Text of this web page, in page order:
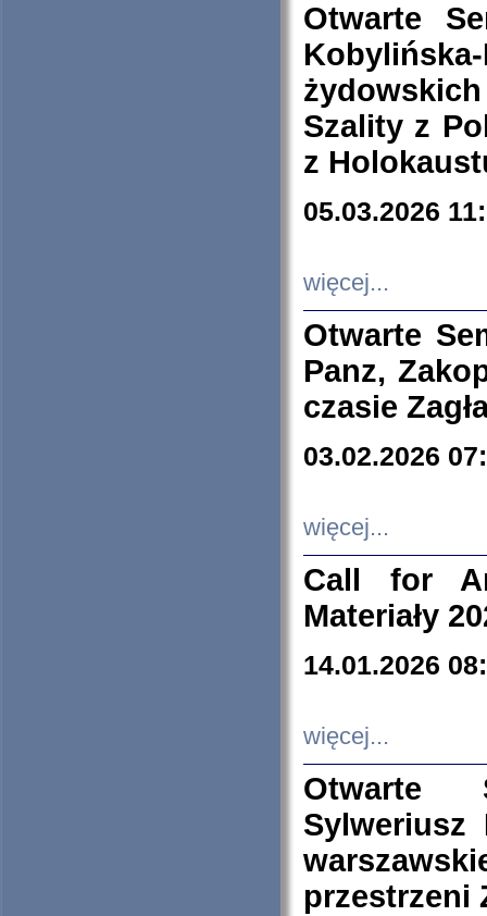
Otwarte
Szality z
z
05.03.2026
więcej...
Otwarte
Panz,
czasie
03.02.2026
więcej...
Call for
Materiały
14.01.2026
więcej...
Otwarte
Sylweriusz
przestrzeni